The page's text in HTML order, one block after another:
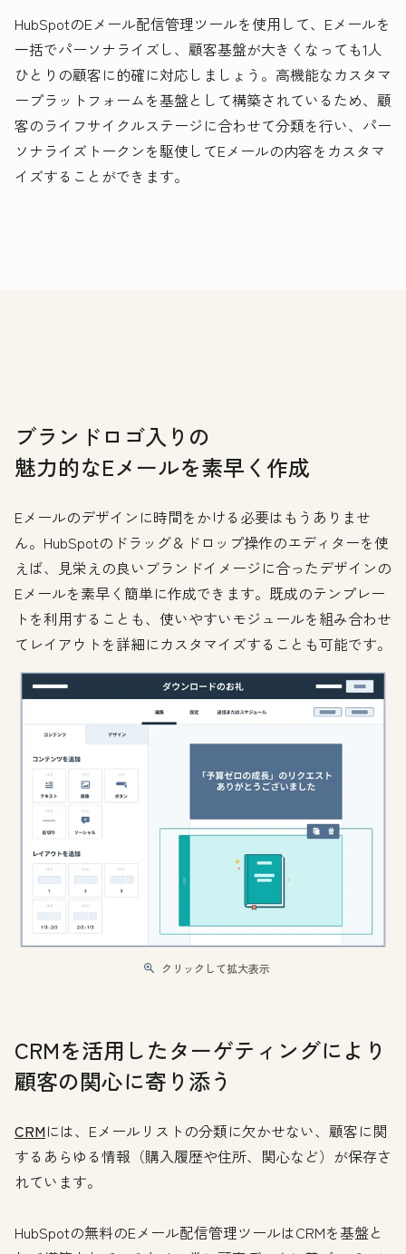
HubSpotのEメール配信管理ツールを使用して、Eメールを
一括でパーソナライズし、顧客基盤が大きくなっても1人
ひとりの顧客に的確に対応しましょう。高機能なカスタマ
ープラットフォームを基盤として構築されているため、顧
客のライフサイクルステージに合わせて分類を行い、パー
ソナライズトークンを駆使してEメールの内容をカスタマ
イズすることができます。
ブランドロゴ入りの
魅力的なEメールを素早く作成
Eメールのデザインに時間をかける必要はもうありませ
ん。HubSpotのドラッグ＆ドロップ操作のエディターを使
えば、見栄えの良いブランドイメージに合ったデザインの
Eメールを素早く簡単に作成できます。既成のテンプレー
トを利用することも、使いやすいモジュールを組み合わせ
てレイアウトを詳細にカスタマイズすることも可能です。
クリックして拡大表示
CRMを活用したターゲティングにより
顧客の関心に寄り添う
CRMには、Eメールリストの分類に欠かせない、顧客に関
するあらゆる情報（購入履歴や住所、関心など）が保存さ
れています。
HubSpotの無料のEメール配信管理ツールはCRMを基盤と